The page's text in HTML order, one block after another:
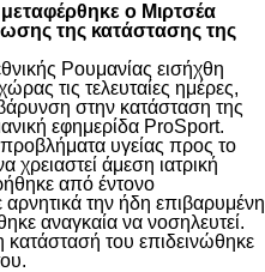
ο Μιρτσέα
της κατάστασης της
Ρουμανίας εισήχθη
τις τελευταίες ημέρες,
στην κατάσταση της
εφημερίδα ProSport.
υγείας προς το
άμεση ιατρική
από έντονο
την ήδη επιβαρυμένη
αναγκαία να νοσηλευτεί.
του επιδεινώθηκε